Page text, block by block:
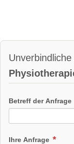
Betreff der Anfrage
Ihre Anfrage